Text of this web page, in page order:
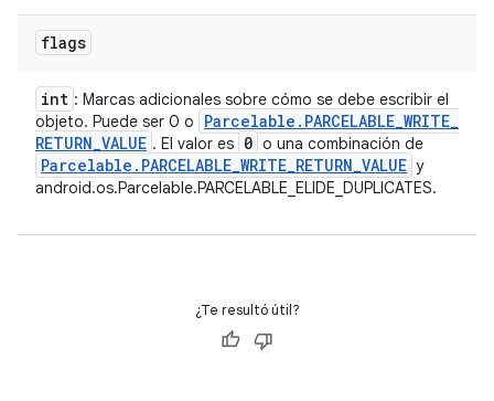
flags
int : Marcas adicionales sobre cómo se debe escribir el
objeto. Puede ser 0 o
Parcelable . PARCELABLE_WRITE_
RETURN_VALUE . El valor es 0 o una combinación de
Parcelable . PARCELABLE_WRITE_RETURN_VALUE y
android.os.Parcelable.PARCELABLE_ELIDE_DUPLICATES.
¿Te resultó útil?